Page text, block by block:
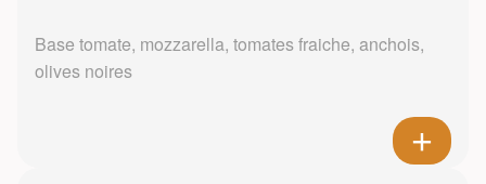
Base tomate, mozzarella, tomates fraiche, anchois,
olives noires